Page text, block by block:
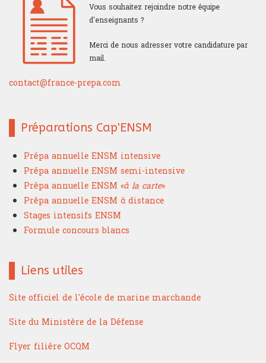
Vous souhaitez rejoindre notre équipe
d'enseignants ?
Merci de nous adresser votre candidature par
mail.
contact@france-prepa.com
Préparations Cap'ENSM
Prépa annuelle ENSM intensive
Prépa annuelle ENSM semi-intensive
Prépa annuelle ENSM «à la carte»
Prépa annuelle ENSM à distance
Stages intensifs ENSM
Formule concours blancs
Liens utiles
Site officiel de l'école de marine marchande
Site du Ministère de la Défense
Flyer filière OCQM